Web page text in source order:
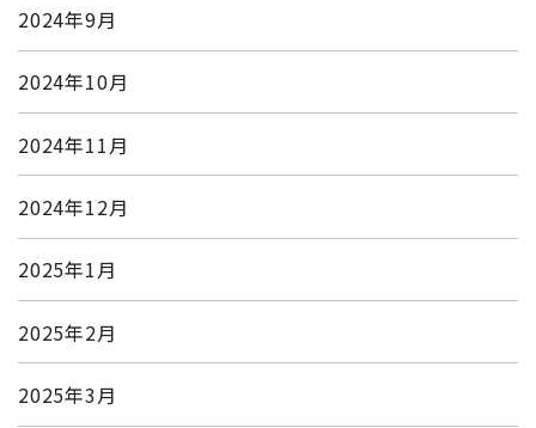
2024年9月
2024年10月
2024年11月
2024年12月
2025年1月
2025年2月
2025年3月